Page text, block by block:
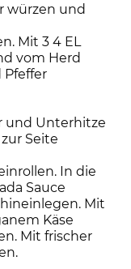
würzen und
Mit 3 4 EL
vom Herd
Pfeffer
und Unterhitze
Seite
In die
Sauce
Mit
Käse
Mit frischer